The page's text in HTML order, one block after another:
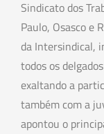
Sindicato dos
Paulo, Osasco e
da Intersindical,
todos os
exaltando a
também com a
apontou o